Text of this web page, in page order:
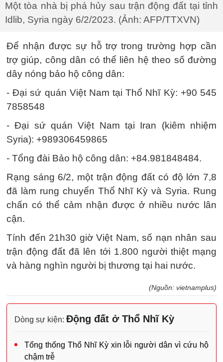
Một tòa nhà bị phá hủy sau trận động đất tại tỉnh
Idlib, Syria ngày 6/2/2023. (Ảnh: AFP/TTXVN)
Để nhận được sự hỗ trợ trong trường hợp cần
trợ giúp, công dân có thể liên hệ theo số đường
dây nóng bảo hộ công dân:
- Đại sứ quán Việt Nam tại Thổ Nhĩ Kỳ: +90 545
7858548
- Đại sứ quán Việt Nam tại Iran (kiêm nhiệm
Syria): +989306459865
- Tổng đài Bảo hộ công dân: +84.981848484.
Rạng sáng 6/2, một trận động đất có độ lớn 7,8
đã làm rung chuyển Thổ Nhĩ Kỳ và Syria. Rung
chấn có thể cảm nhận được ở nhiều nước lân
cận.
Tính đến 21h30 giờ Việt Nam, số nạn nhân sau
trận động đất đã lên tới 1.800 người thiệt mạng
và hàng nghìn người bị thương tại hai nước.
(Nguồn: vietnamplus)
Dòng sự kiện: Động đất ở Thổ Nhĩ Kỳ
Tổng thống Thổ Nhĩ Kỳ xin lỗi người dân vì cứu hộ
chậm trễ